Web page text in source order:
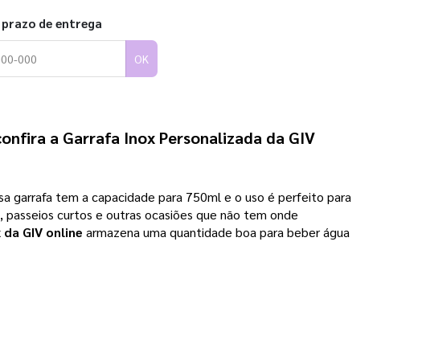
de entrega
OK
a Garrafa Inox Personalizada da GIV
garrafa tem a capacidade para 750ml e o uso é perfeito para
curtos e outras ocasiões que não tem onde
GIV online armazena uma quantidade boa para beber água